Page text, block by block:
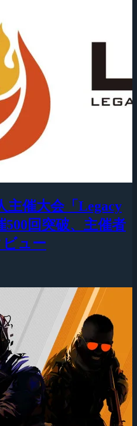
主催大会「Legacy
500回突破、主催者
ュー